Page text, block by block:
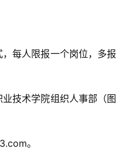
每人限报一个岗位，多报
技术学院组织人事部（图
。